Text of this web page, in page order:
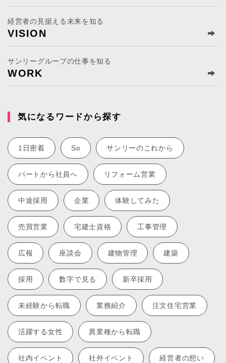
経営者の見据える未来を知る
VISION
サンリーグループの仕事を知る
WORK
気になるワードから探す
1日密着 So サンリーのこれから
パートから社員へ リフォーム営業
中途採用 企業 体験してみた
売買営業 宅建士資格 工事管理
広報 座談会 建物管理 建築
採用 数字で見る 新卒採用
未経験から転職 業務紹介 注文住宅営業
活躍する女性 異業種から転職
社内イベント 社外イベント 経営者の想い